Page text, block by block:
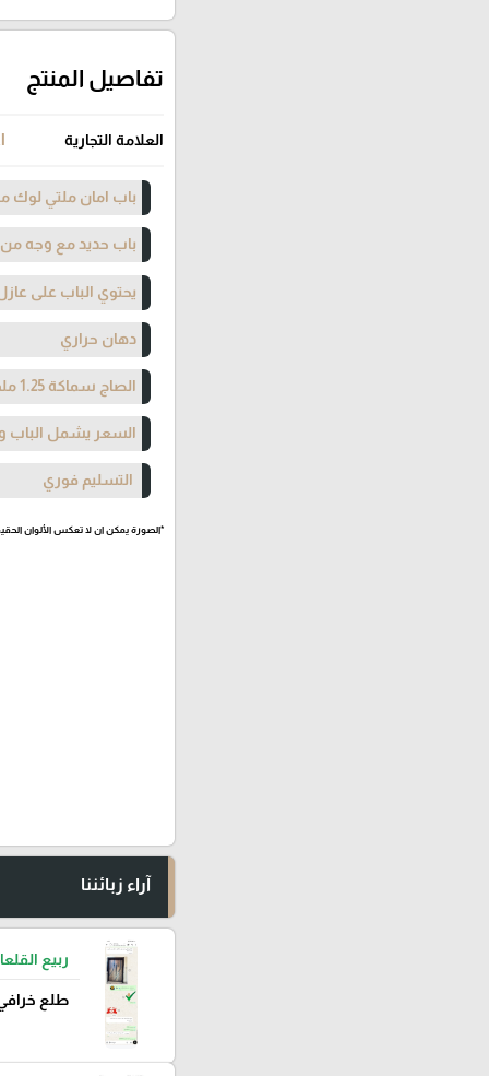
تفاصيل المنتج
العلامة التجارية
باب امان ملتي لوك
باب حديد مع وجه
يحتوي الباب على
دهان حراري
الصاج سماكة 1.25 ملم
السعر يشمل الباب
التسليم فوري
*الصورة يمكن ان لا تعكس الألوان
آراء زبائننا
ربيع
طلع